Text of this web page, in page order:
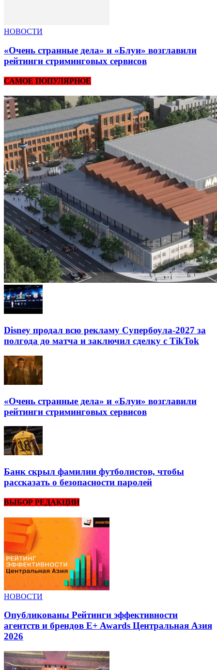
НОВОСТИ
«Очень странные дела» и «Блуи» возглавили
рейтинги стриминговых сервисов
САМОЕ ПОПУЛЯРНОЕ
Disney продал всю рекламу Супербоула-2027 за
полгода до матча и заключил сделку с TikTok
«Очень странные дела» и «Блуи» возглавили
рейтинги стриминговых сервисов
Банк скрыл фамилии футболистов, чтобы
рассказать о безопасности паролей
ВЫБОР РЕДАКЦИИ
НОВОСТИ
Опубликованы Рейтинги эффективности
агентств и брендов E+ Awards Центральная Азия
2026